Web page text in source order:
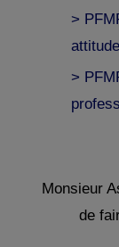
>
>
Monsieur
de